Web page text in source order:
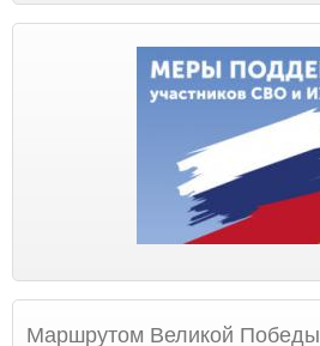
Маршрутом Великой Победы